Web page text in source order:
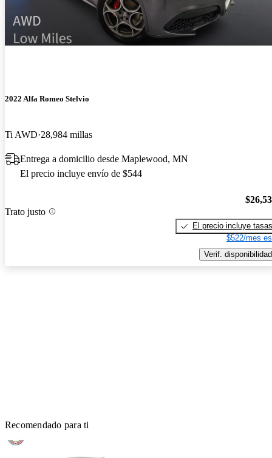
2022 Alfa Romeo Stelvio
Ti AWD 28,984 millas
Entrega a domicilio desde Maplewood, MN
El precio incluye envío de $544
Trato justo
El precio incluye tasas
$522/mes
Verif. disponibilidad
Recomendado para ti